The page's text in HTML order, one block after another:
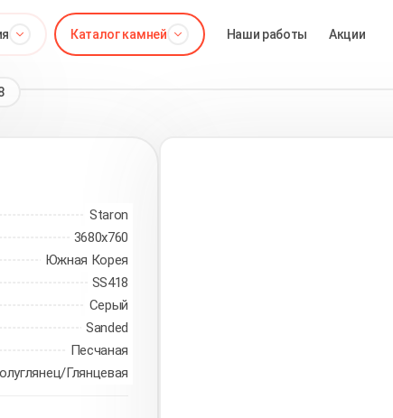
Каталог камней Наши работы Акции
Staron
3680х760
Южная Корея
SS418
Серый
Sanded
Песчаная
Глянцевая